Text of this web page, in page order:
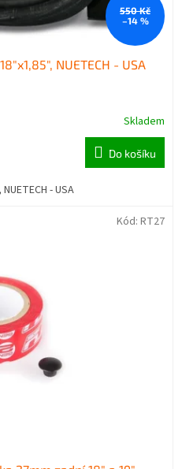
550 Kč
–14 %
NUETECH - USA
Skladem
Do košíku
- USA
Kód: RT27